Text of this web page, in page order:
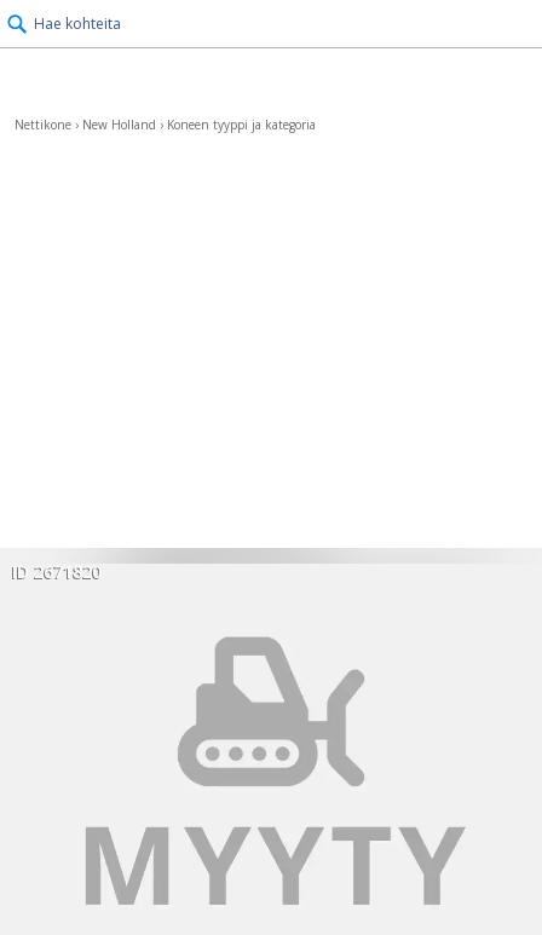
Hae kohteita
Nettikone › New Holland › Koneen tyyppi ja kategoria
ID 2671820